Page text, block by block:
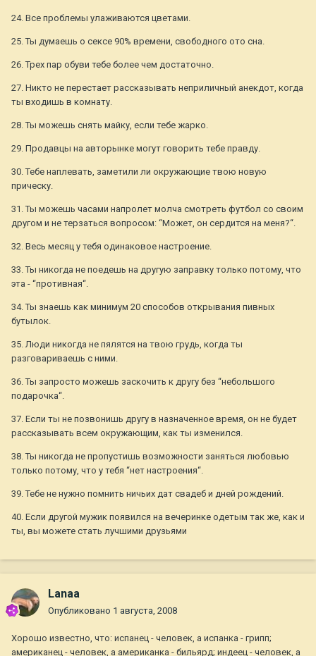
24. Все проблемы улаживаются цветами.
25. Ты думаешь о сексе 90% времени, свободного ото сна.
26. Трех пар обуви тебе более чем достаточно.
27. Никто не перестает рассказывать неприличный анекдот, когда
ты входишь в комнату.
28. Ты можешь снять майку, если тебе жарко.
29. Продавцы на авторынке могут говорить тебе правду.
30. Тебе наплевать, заметили ли окружающие твою новую
прическу.
31. Ты можешь часами напролет молча смотреть футбол со своим
другом и не терзаться вопросом: “Может, он сердится на меня?“.
32. Весь месяц у тебя одинаковое настроение.
33. Ты никогда не поедешь на другую заправку только потому, что
эта - “противная“.
34. Ты знаешь как минимум 20 способов открывания пивных
бутылок.
35. Люди никогда не пялятся на твою грудь, когда ты
разговариваешь с ними.
36. Ты запросто можешь заскочить к другу без “небольшого
подарочка“.
37. Если ты не позвонишь другу в назначенное время, он не будет
рассказывать всем окружающим, как ты изменился.
38. Ты никогда не пропустишь возможности заняться любовью
только потому, что у тебя “нет настроения“.
39. Тебе не нужно помнить ничьих дат свадеб и дней рождений.
40. Если другой мужик появился на вечеринке одетым так же, как и
ты, вы можете стать лучшими друзьями
Lanaa
Опубликовано 1 августа, 2008
Хорошо известно, что: испанец - человек, а испанка - грипп;
американец - человек, а американка - бильярд; индеец - человек, а